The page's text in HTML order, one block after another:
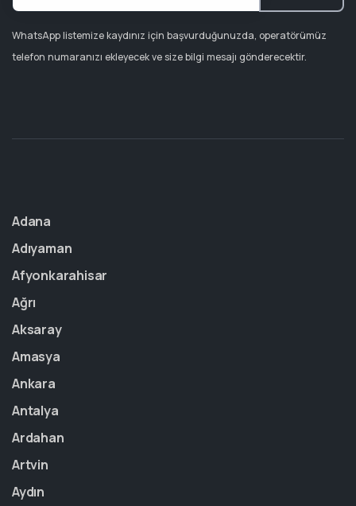
WhatsApp listemize kaydınız için başvurduğunuzda, operatörümüz
telefon numaranızı ekleyecek ve size bilgi mesajı gönderecektir.
Adana
Adıyaman
Afyonkarahisar
Ağrı
Aksaray
Amasya
Ankara
Antalya
Ardahan
Artvin
Aydın